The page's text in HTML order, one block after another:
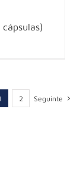
2 Seguinte